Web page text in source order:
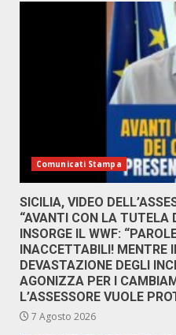
Comunicati Stampa
SICILIA, VIDEO
“AVANTI CON LA TUTELA
INSORGE IL WWF:
INACCETTABILI! MENTRE
DEVASTAZIONE DEGLI
AGONIZZA PER I
L’ASSESSORE VUOLE
7 Agosto 2026